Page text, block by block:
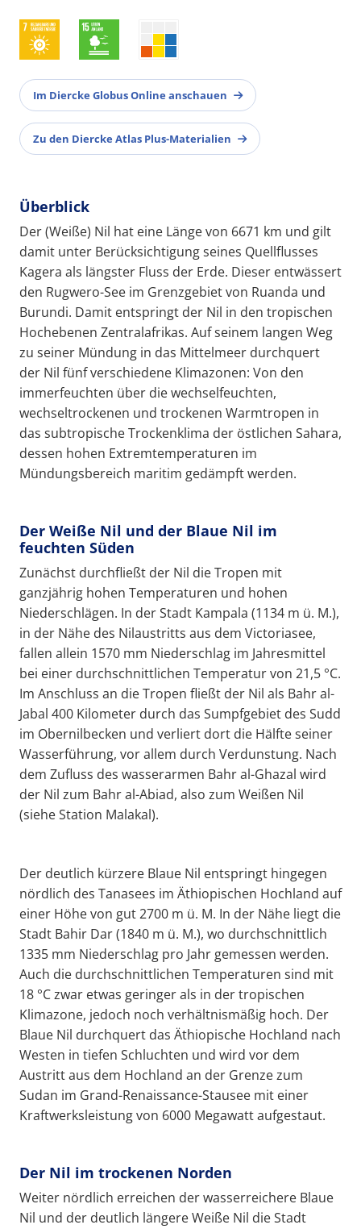
Im Diercke Globus Online anschauen
Zu den Diercke Atlas Plus-Materialien
Überblick
Der (Weiße) Nil hat eine Länge von 6671 km und gilt
damit unter Berücksichtigung seines Quellflusses
Kagera als längster Fluss der Erde. Dieser entwässert
den Rugwero-See im Grenzgebiet von Ruanda und
Burundi. Damit entspringt der Nil in den tropischen
Hochebenen Zentralafrikas. Auf seinem langen Weg
zu seiner Mündung in das Mittelmeer durchquert
der Nil fünf verschiedene Klimazonen: Von den
immerfeuchten über die wechselfeuchten,
wechseltrockenen und trockenen Warmtropen in
das subtropische Trockenklima der östlichen Sahara,
dessen hohen Extremtemperaturen im
Mündungsbereich maritim gedämpft werden.
Der Weiße Nil und der Blaue Nil im
feuchten Süden
Zunächst durchfließt der Nil die Tropen mit
ganzjährig hohen Temperaturen und hohen
Niederschlägen. In der Stadt Kampala (1134 m ü. M.),
in der Nähe des Nilaustritts aus dem Victoriasee,
fallen allein 1570 mm Niederschlag im Jahresmittel
bei einer durchschnittlichen Temperatur von 21,5 °C.
Im Anschluss an die Tropen fließt der Nil als Bahr al-
Jabal 400 Kilometer durch das Sumpfgebiet des Sudd
im Obernilbecken und verliert dort die Hälfte seiner
Wasserführung, vor allem durch Verdunstung. Nach
dem Zufluss des wasserarmen Bahr al-Ghazal wird
der Nil zum Bahr al-Abiad, also zum Weißen Nil
(siehe Station Malakal).
Der deutlich kürzere Blaue Nil entspringt hingegen
nördlich des Tanasees im Äthiopischen Hochland auf
einer Höhe von gut 2700 m ü. M. In der Nähe liegt die
Stadt Bahir Dar (1840 m ü. M.), wo durchschnittlich
1335 mm Niederschlag pro Jahr gemessen werden.
Auch die durchschnittlichen Temperaturen sind mit
18 °C zwar etwas geringer als in der tropischen
Klimazone, jedoch noch verhältnismäßig hoch. Der
Blaue Nil durchquert das Äthiopische Hochland nach
Westen in tiefen Schluchten und wird vor dem
Austritt aus dem Hochland an der Grenze zum
Sudan im Grand-Renaissance-Stausee mit einer
Kraftwerksleistung von 6000 Megawatt aufgestaut.
Der Nil im trockenen Norden
Weiter nördlich erreichen der wasserreichere Blaue
Nil und der deutlich längere Weiße Nil die Stadt